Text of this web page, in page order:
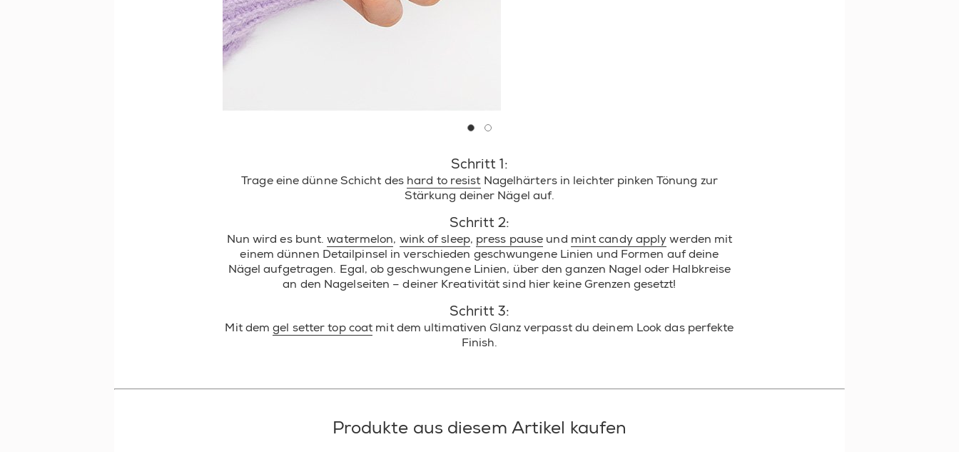
Zu Folie 0Zu Folie 1
Schritt 1:
Trage eine dünne Schicht des hard to resist Nagelhärters in leichter pinken Tönung zur
Stärkung deiner Nägel auf.
Schritt 2:
Nun wird es bunt.watermelon, wink of sleep, press pause und mint candy applywerden mit
einem dünnen Detailpinsel in verschieden geschwungene Linien und Formen auf deine
Nägel aufgetragen. Egal, ob geschwungene Linien, über den ganzen Nagel oder Halbkreise
an den Nagelseiten – deiner Kreativität sind hier keine Grenzen gesetzt!
Schritt 3:
Mit demgel setter top coat mit dem ultimativen Glanz verpasst du deinem Look das perfekte
Finish.
Produkte aus diesem Artikel kaufen